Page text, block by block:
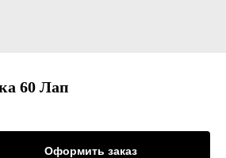
60 Лап
Оформить заказ